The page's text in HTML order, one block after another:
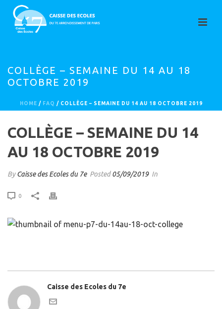
COLLÈGE – SEMAINE DU 14 AU 18
OCTOBRE 2019
HOME / FAQ / COLLÈGE – SEMAINE DU 14 AU 18 OCTOBRE 2019
COLLÈGE – SEMAINE DU 14
AU 18 OCTOBRE 2019
ByCaisse des Ecoles du 7e Posted05/09/2019 In
0
Caisse des Ecoles du 7e